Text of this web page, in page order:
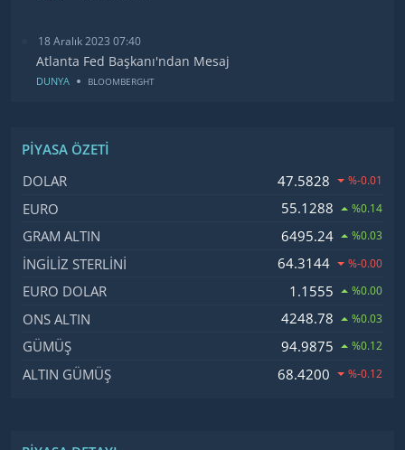
18 Aralık 2023 07:40
Atlanta Fed Başkanı'ndan Mesaj
DUNYA BLOOMBERGHT
PIYASA ÖZETI
İsim, Kod
DOLAR 47.5828 %-0.01
EURO 55.1288 %0.14
GRAM ALTIN 6495.24 %0.03
İNGILIZ STERLINI 64.3144 %-0.00
EURO DOLAR 1.1555 %0.00
ONS ALTIN 4248.78 %0.03
GÜMÜŞ 94.9875 %0.12
ALTIN GÜMÜŞ 68.4200 %-0.12